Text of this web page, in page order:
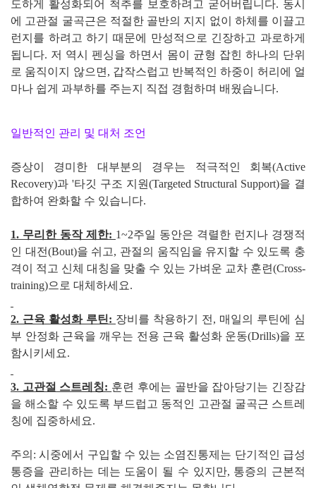
도하게 활성화되어 척추를 보호하려고 굳어버립니다. 동시
에 고관절 굴곡근은 적절한 골반의 지지 없이 하체를 이끌고
런지를 하려고 하기 때문에 만성적으로 긴장하고 과로하게
됩니다. 저 역시 펜싱을 하면서 몸이 균형 잡힌 하나의 단위
로 움직이지 않으면, 갑작스럽고 반복적인 하중이 허리에 얼
마나 쉽게 과부하를 주는지 직접 경험하며 배웠습니다.
일반적인 관리 및 대처 조언
증상이 경미한 대부분의 경우는 적극적인 회복(Active
Recovery)과 '타깃 구조 지원(Targeted Structural Support)을 결
합하여 완화할 수 있습니다.
1. 무리한 동작 제한: 1~2주일 동안은 격렬한 런지나 경쟁적
인 대전(Bout)을 쉬고, 관절의 움직임을 유지할 수 있도록 충
격이 적고 신체 대칭을 맞출 수 있는 가벼운 교차 훈련(Cross-
training)으로 대체하세요.
2. 근육 활성화 루틴: 장비를 착용하기 전, 매일의 루틴에 심
부 안정화 근육을 깨우는 전용 근육 활성화 운동(Drills)을 포
함시키세요.
3. 고관절 스트레칭: 훈련 후에는 골반을 잡아당기는 긴장감
을 해소할 수 있도록 부드럽고 동적인 고관절 굴곡근 스트레
칭에 집중하세요.
주의: 시중에서 구입할 수 있는 소염진통제는 단기적인 급성
통증을 관리하는 데는 도움이 될 수 있지만, 통증의 근본적